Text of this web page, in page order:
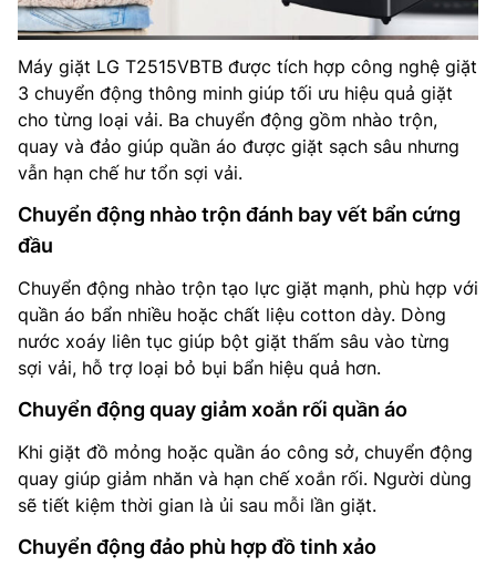
Máy giặt LG T2515VBTB được tích hợp công nghệ giặt
3 chuyển động thông minh giúp tối ưu hiệu quả giặt
cho từng loại vải. Ba chuyển động gồm nhào trộn,
quay và đảo giúp quần áo được giặt sạch sâu nhưng
vẫn hạn chế hư tổn sợi vải.
Chuyển động nhào trộn đánh bay vết bẩn cứng
đầu
Chuyển động nhào trộn tạo lực giặt mạnh, phù hợp với
quần áo bẩn nhiều hoặc chất liệu cotton dày. Dòng
nước xoáy liên tục giúp bột giặt thấm sâu vào từng
sợi vải, hỗ trợ loại bỏ bụi bẩn hiệu quả hơn.
Chuyển động quay giảm xoắn rối quần áo
Khi giặt đồ mỏng hoặc quần áo công sở, chuyển động
quay giúp giảm nhăn và hạn chế xoắn rối. Người dùng
sẽ tiết kiệm thời gian là ủi sau mỗi lần giặt.
Chuyển động đảo phù hợp đồ tinh xảo